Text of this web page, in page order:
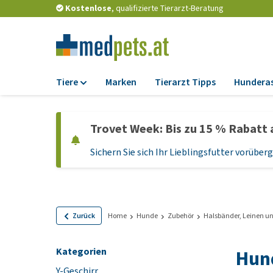
Kostenlose, qualifizierte Tierarzt-Beratung
Tiere
Trockenfutter
Nassfutter
Leckerlis
Marken Tierarzt Tipps
Trovet Week: Bis zu 15 %
Sichern Sie sich Ihr Lieblingsfutter
Zurück Home Hunde Zubehör Halsbänder, Leinen
Kategorien